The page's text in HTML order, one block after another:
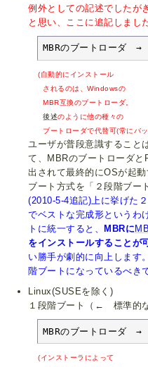
例外としての記述でしたが
と思い、ここに追記しまし
MBRのブートローダ　→
(自動的にインストー
されるのは、Windowsの
MBR互換のブートローダ。
後述のように他の種々の
ブートローダで代替可(常にバッ
ユーザが普段意識すること
て、MBRのブートローダ
出されて最終的にOSが起
ブート方式を「２段階ブー
(2010-5-4追記)上に挙げた
でベストな完成形というわ
トに統一すると、
MBRに
をインストールすることが
い勝手が劇的に向上します
階ブートになっているべき
Linux(SUSEを除く)
１段階ブート（← 標準的
MBRのブートローダ　→
(インストーラによって